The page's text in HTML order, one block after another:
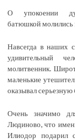
О упокоении
батюшкой молились
Навсегда в наших
удивительный
молитвенник.
маленькие
оказывал
Очень значимо
Людиново, что
Илиодор подарил